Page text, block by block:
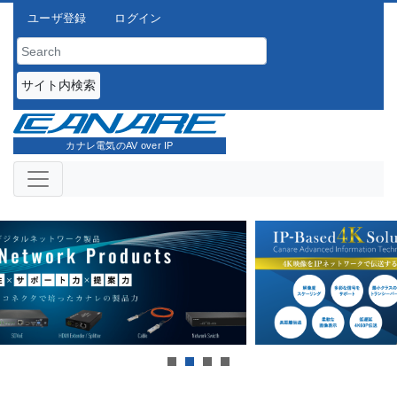
ユーザ登録 ログイン
サイト内検索
カナレ電気のAV over IP